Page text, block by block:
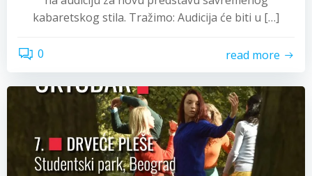
kabaretskog stila. Tražimo: Audicija će biti u […]
0 read more